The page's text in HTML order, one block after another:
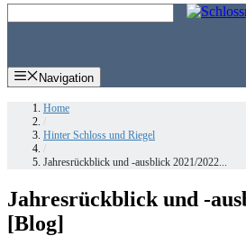
to
Navigation
Home
Hinter Schloss und Riegel
Jahresrückblick und -ausblick 2021/2022...
Jahresrückblick und -
[Blog]